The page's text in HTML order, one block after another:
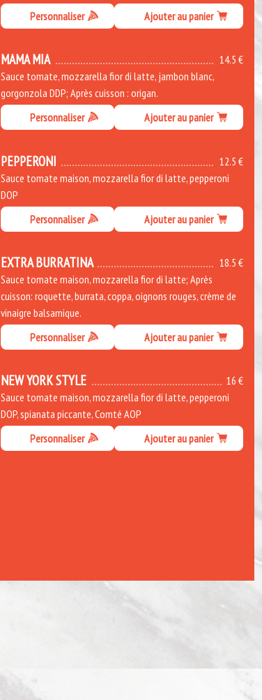
Personnaliser
Ajouter au panier
14.5 €
MAMA MIA
Sauce tomate, mozzarella fior di latte, jambon blanc,
gorgonzola DDP; Après cuisson : origan.
Personnaliser
Ajouter au panier
12.5 €
PEPPERONI
Sauce tomate maison, mozzarella fior di latte, pepperoni
DOP
Personnaliser
Ajouter au panier
18.5 €
EXTRA BURRATINA
Sauce tomate maison, mozzarella fior di latte; Après
cuisson: roquette, burrata, coppa, oignons rouges, crème de
vinaigre balsamique.
Personnaliser
Ajouter au panier
16 €
NEW YORK STYLE
Sauce tomate maison, mozzarella fior di latte, pepperoni
DOP, spianata piccante, Comté AOP
Personnaliser
Ajouter au panier